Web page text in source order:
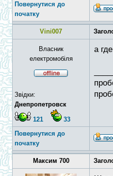
Повернутися до
початку
Vini007
Власник
електромобіля
Звідки:
Днепропетровск
121 33
а
Повернутися до
початку
Максим 700